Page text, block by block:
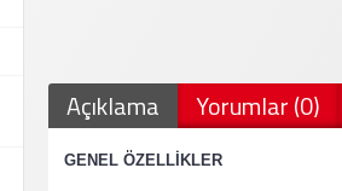
Açıklama Yorumlar (0)
GENEL ÖZELLİKLER